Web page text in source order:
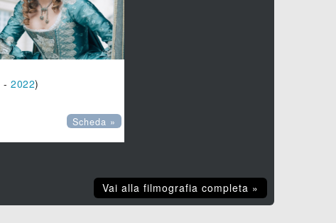
-2022)
Scheda »
Vai alla filmografia completa »